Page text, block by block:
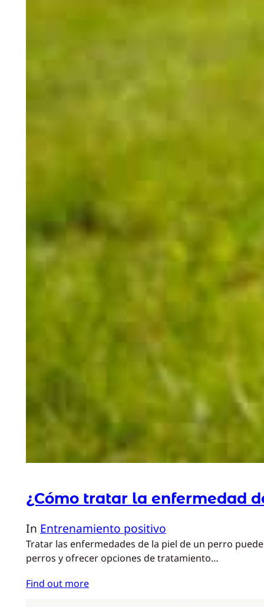
¿Cómo tratar la enfermedad
In Entrenamiento positivo
Tratar las enfermedades de la piel de un perro
perros y ofrecer opciones de tratamiento…
Find out more